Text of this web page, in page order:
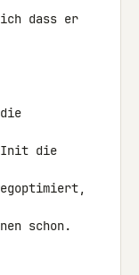
dass er
Init die
schon.